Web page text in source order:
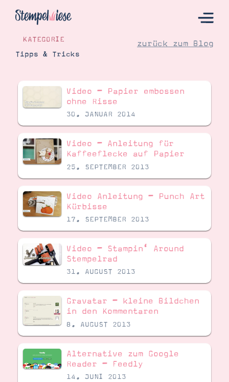
Hier Starten
Katalog
Bestellen
Demonstrator werden
Blog
Gutscheine
Produkte erklärt
Über mich
Über Stampin’ Up!
Tipps & Tricks
Ordnungstipps
KATEGORIE
Tipps & Tricks
zurück zum Blog
Video – Papier embossen
ohne Risse
30. JANUAR 2014
Video – Anleitung für
Kaffeeflecke auf Papier
25. SEPTEMBER 2013
Video Anleitung – Punch Art
Kürbisse
17. SEPTEMBER 2013
Video – Stampin‘ Around
Stempelrad
31. AUGUST 2013
Gravatar – kleine Bildchen
in den Kommentaren
8. AUGUST 2013
Alternative zum Google
Reader – Feedly
14. JUNI 2013